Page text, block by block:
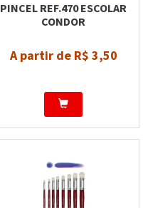
PINCEL REF.470 ESCOLAR
CONDOR
A partir de R$ 3,50